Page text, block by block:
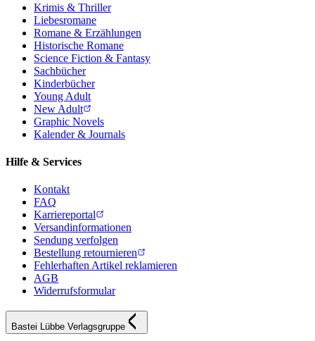
Krimis & Thriller
Liebesromane
Romane & Erzählungen
Historische Romane
Science Fiction & Fantasy
Sachbücher
Kinderbücher
Young Adult
New Adult
Graphic Novels
Kalender & Journals
Hilfe & Services
Kontakt
FAQ
Karriereportal
Versandinformationen
Sendung verfolgen
Bestellung retournieren
Fehlerhaften Artikel reklamieren
AGB
Widerrufsformular
Bastei Lübbe Verlagsgruppe